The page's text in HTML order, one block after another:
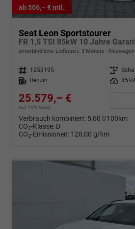
ab 506,– € mtl.
Seat Leon Sportstourer
FR 1,5 TSI 85kW 10 Jahre
unverbindliche Lieferzeit: 3 Monate Neuwagen
Fahrzeugnr. 1259195 Getriebe
Kraftstoff
Benzin Leistung 85
25.579,– €
incl. 19% MwSt.
Verbrauch kombiniert: 5,60 l/100km
CO2-Klasse: D
CO2-Emissionen: 128,00 g/km